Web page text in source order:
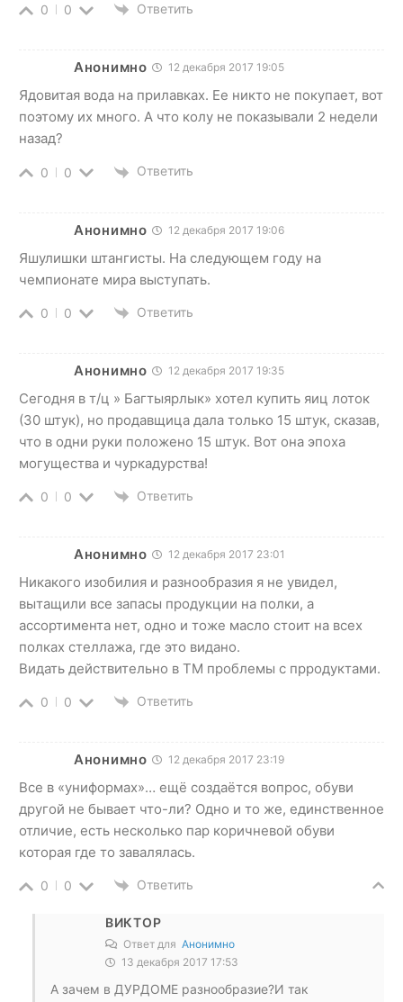
0 0 Ответить
Анонимно 12 декабря 2017 19:05
Ядовитая вода на прилавках. Ее никто не покупает, вот
поэтому их много. А что колу не показывали 2 недели
назад?
0 0 Ответить
Анонимно 12 декабря 2017 19:06
Яшулишки штангисты. На следующем году на
чемпионате мира выступать.
0 0 Ответить
Анонимно 12 декабря 2017 19:35
Сегодня в т/ц » Багтыярлык» хотел купить яиц лоток
(30 штук), но продавщица дала только 15 штук, сказав,
что в одни руки положено 15 штук. Вот она эпоха
могущества и чуркадурства!
0 0 Ответить
Анонимно 12 декабря 2017 23:01
Никакого изобилия и разнообразия я не увидел,
вытащили все запасы продукции на полки, а
ассортимента нет, одно и тоже масло стоит на всех
полках стеллажа, где это видано.
Видать действительно в ТМ проблемы с прродуктами.
0 0 Ответить
Анонимно 12 декабря 2017 23:19
Все в «униформах»… ещё создаётся вопрос, обуви
другой не бывает что-ли? Одно и то же, единственное
отличие, есть несколько пар коричневой обуви
которая где то завалялась.
0 0 Ответить
ВИКТОР
Ответ для Анонимно
13 декабря 2017 17:53
А зачем в ДУРДОМЕ разнообразие?И так